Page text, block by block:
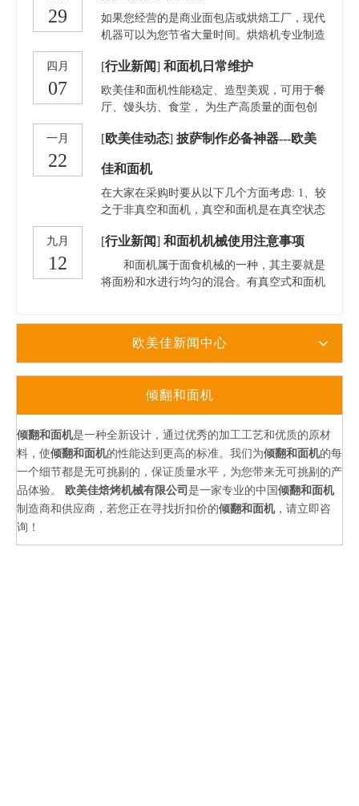
好，能够进行批量的烘烤，满足每天销售的需
要。和面机有家用小型款也有大型款，小的面
用太多空间的烘焙店，而较大的机器则是希望
29
如果您经营的是商业面包店或烘焙工厂，现代
机器可以为您节省大量时间。烘焙机专业制造
主要产品有面包生产线、汉堡生产线、蛋糕生
产线、螺旋冷却塔等多种商用烘焙机械。 欧
美佳的混合和面机可以帮助混合过程尽可能简
质量水平。它可以在烘焙店和糕点厂使用。是
房和面机——固定式搅拌机使烘烤过程更加快
捷方便，广泛应用于面包房、食堂、超市和工
业面包厂。我们为您提供多种型号，一定有一
们还为您提供定制服务，烘焙和面机有不同的
四月
07
[行业新闻] 和面机日常维护
欧美佳和面机性能稳定、造型美观，可用于餐
厅、馒头坊、食堂， 为生产高质量的面包创
机的保养问题，保养妥当，才能延长和面机的
方法。
一月
22
[欧美佳动态] 披萨制作必备神器---欧美
佳和面机
在大家在采购时要从以下几个方面考虑: 1、较
之于非真空和面机，真空和面机是在真空状态
内形成最佳的面筋网络，面粉吸水充分，蛋白
质结构均衡，面团的筋度、韧度和拉伸力都非
常好，而且面团表层光滑无气泡，透明度高不
家用和面机，因为和面的速度是远远达不到
的，大型电动和面机是披萨店的首选。 3、而
从样式上来看，立式和面机应该是一个不错的
选择，密封性好，不易出现跑、冒、滴漏等现
象，清洗方便。 4、有就是大家要记得选择正
规厂家生产的，这个说起来可能是废话。正规
厂家总归产品质量有保证，售后也不容易出现
问题。特别要注意和面机的散热功能，在不断
搅拌的过程中，和面机很容易升温，而散热好
的和面使用寿命才会更长些。
九月
12
[行业新闻] 和面机机械使用注意事项
和面机属于面食机械的一种，其主要就是
将面粉和水进行均匀的混合。有真空式和面机
搅勾由传动装置带动在搅拌缸内回转，同时搅
拌缸在传动装置带动下以恒定速度转动。缸内
速混合，使干性面粉得到均匀的水化作用，扩
展面筋，成为具有一定弹性、伸缩性和流动均
匀的面团. 功能多样，用途广泛，可以用
来： A、搅---搅黄油、搅奶酪、搅鲜奶、
打鸡蛋等; B、揉---揉面团 C、拌---打
果汁、拌果酱、拌面、拌冰沙、拌凉菜
等; 和面机用以和面的机械。有
欧美佳新闻中心
倾翻和面机
倾翻和面机是一种全新设计，通过优秀的加工工艺和优质的原材
料，使倾翻和面机的性能达到更高的标准。我们为倾翻和面机的每
一个细节都是无可挑剔的，保证质量水平，为您带来无可挑剔的产
品体验。
欧美佳焙烤机械有限公司 是一家专业的中国 倾翻和面机
制造商和供应商，若您正在寻找折扣价的倾翻和面机，请立即咨
询！